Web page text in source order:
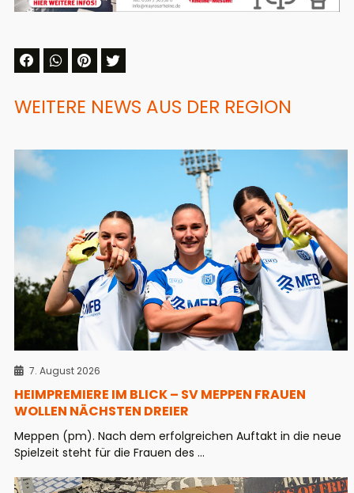
WEITERE NEWS AUS DER REGION
7. August 2026
HEIMPREMIERE IM BLICK – SV MEPPEN FRAUEN
WOLLEN NÄCHSTEN DREIER
Meppen (pm). Nach dem erfolgreichen Auftakt in die neue
Spielzeit steht für die Frauen des ...